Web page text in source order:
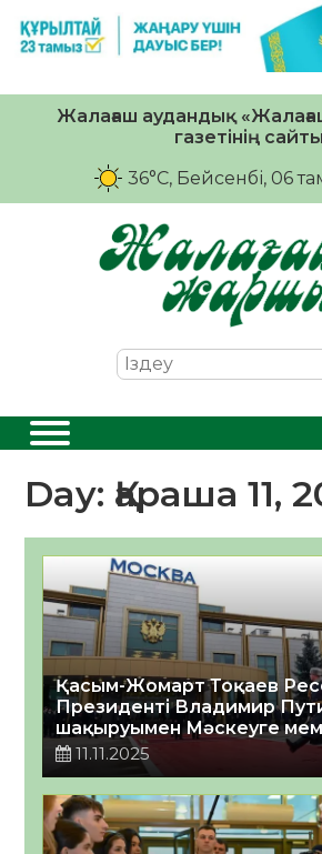
Жалағаш аудандық
газетінің сайты
36°C, Бейсенбі, 06
Day: Қараша 11,
Қасым-Жомарт Тоқаев
Президенті Владимир
шақыруымен Мәскеуге
сапармен барды
11.11.2025